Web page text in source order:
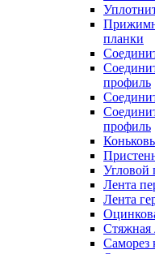
планки
профиль
профиль
Угловой
Лента
Лента
Стяжная
Саморез